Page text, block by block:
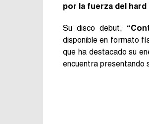
por la fuerza del hard
Su disco debut,
disponible en formato
que ha destacado su
encuentra presentando